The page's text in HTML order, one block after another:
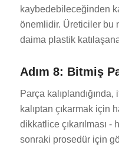
kaybedebileceğinden
önemlidir. Üreticiler bu
daima plastik
Adım 8: Bitmiş
Parça kalıplandığında,
kalıptan çıkarmak için
dikkatlice çıkarılması
sonraki prosedür için